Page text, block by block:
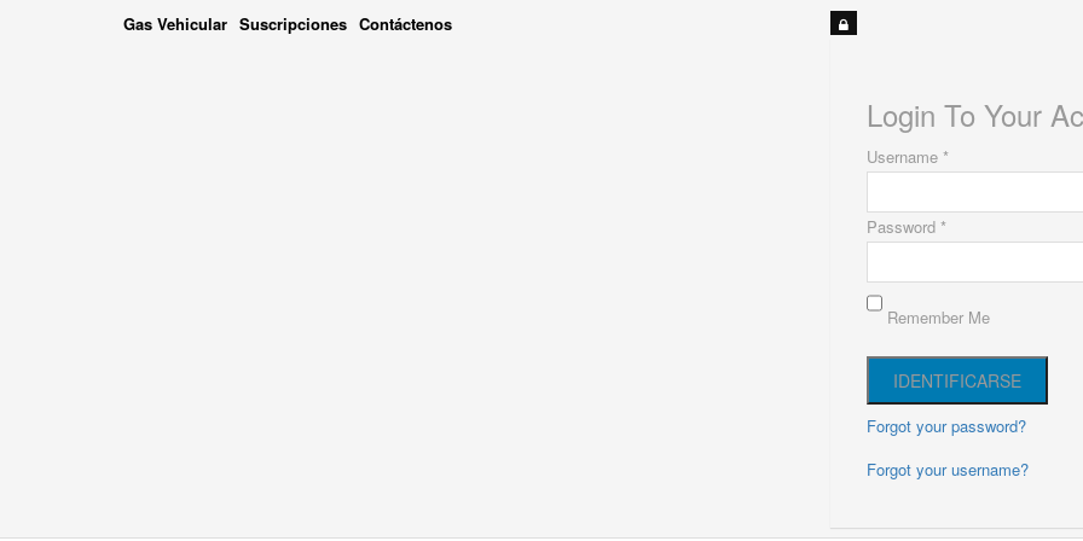
Gas Vehicular Suscripciones Contáctenos
Login To Your
Username *
Password *
Remember Me
Forgot your password?
Forgot your username?